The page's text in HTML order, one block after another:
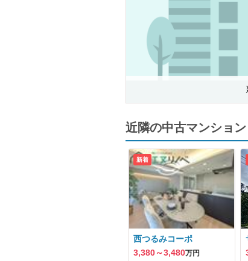
近隣の中古マンション
新着
西つるみコーポ
3,380～3,480万円